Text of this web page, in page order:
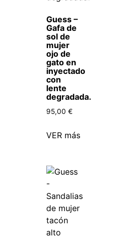
Guess –
Gafa de
sol de
mujer
ojo de
gato en
inyectado
con
lente
degradada.
95,00 €
VER más